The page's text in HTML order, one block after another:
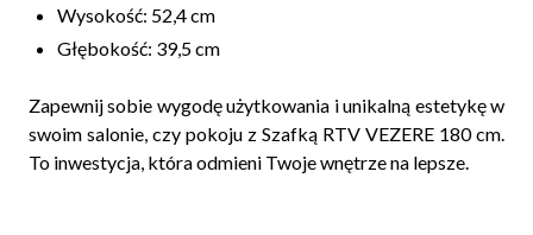
Wysokość: 52,4 cm
Głębokość: 39,5 cm
Zapewnij sobie wygodę użytkowania i unikalną estetykę w
swoim salonie, czy pokoju z Szafką RTV VEZERE 180 cm.
To inwestycja, która odmieni Twoje wnętrze na lepsze.